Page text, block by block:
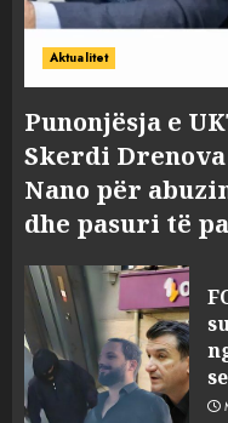
Aktualitet
Punonjësja e
Skerdi Drenova
Nano për
dhe pasuri të